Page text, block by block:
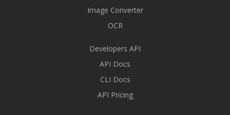
Image Converter
OCR
Developers API
API Docs
CLI Docs
API Pricing